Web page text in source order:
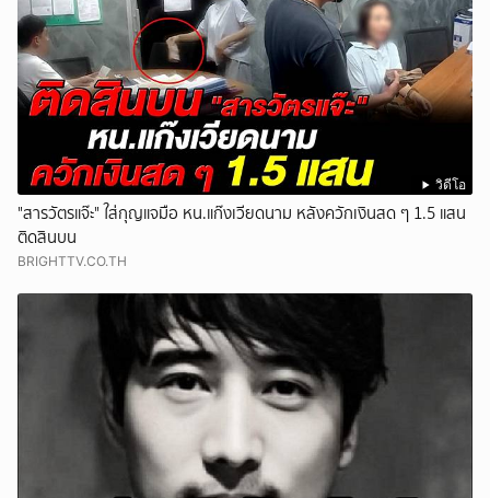
วิดีโอ
"สารวัตรแจ๊ะ" ใส่กุญแจมือ หน.แก๊งเวียดนาม หลังควักเงินสด ๆ 1.5 แสน
ติดสินบน
BRIGHTTV.CO.TH